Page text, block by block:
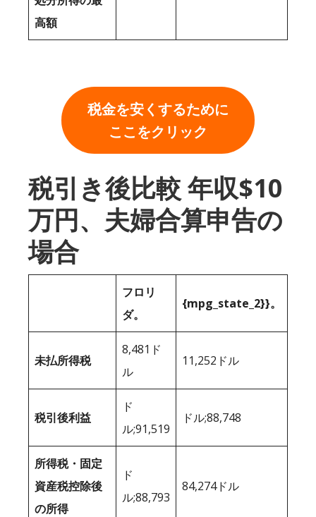
高額
税金を安くするために
ここをクリック
税引き後比較 年収$10
万円、夫婦合算申告の
場合
フロリ
ダ。
{mpg_state_2}}。
未払所得税
8,481ド
ル
11,252ドル
税引後利益
ド
ル;91,519
ドル;88,748
所得税・固定
資産税控除後
の所得
ド
ル;88,793
84,274ドル